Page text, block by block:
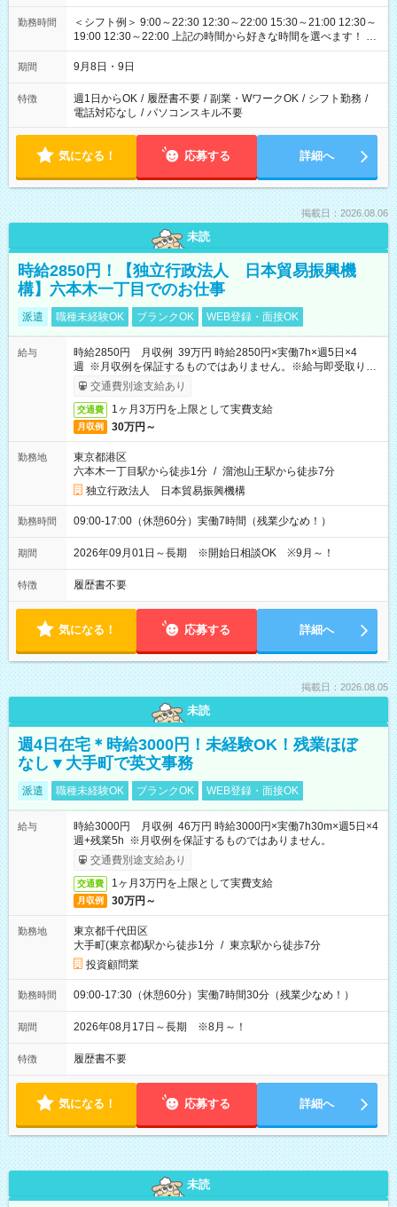
勤務時間
＜シフト例＞ 9:00～22:30 12:30～22:00 15:30～21:00 12:30～
19:00 12:30～22:00 上記の時間から好きな時間を選べます！ ※
時間は変更となる可能性があります
期間 9月8日・9日
特徴 週1日からOK / 履歴書不要 / 副業・WワークOK / シフト勤務 /
電話対応なし / パソコンスキル不要
気になる！ 応募する 詳細へ
掲載日：2026.08.06
未読
時給2850円！【独立行政法人 日本貿易振興機
構】六本木一丁目でのお仕事
派遣 職種未経験OK ブランクOK WEB登録・面接OK
給与
時給2850円 月収例 39万円 時給2850円×実働7h×週5日×4
週 ※月収例を保証するものではありません。※給与即受取りサ
ービス利用可（利用条件有）
交通費別途支給あり
交通費 1ヶ月3万円を上限として実費支給
月収例 30万円～
勤務地
東京都港区
六本木一丁目駅から徒歩1分 / 溜池山王駅から徒歩7分
独立行政法人 日本貿易振興機構
勤務時間 09:00-17:00（休憩60分）実働7時間（残業少なめ！）
期間 2026年09月01日～長期 ※開始日相談OK ※9月～！
特徴 履歴書不要
気になる！ 応募する 詳細へ
掲載日：2026.08.05
未読
週4日在宅＊時給3000円！未経験OK！残業ほぼ
なし▼大手町で英文事務
派遣 職種未経験OK ブランクOK WEB登録・面接OK
給与
時給3000円 月収例 46万円 時給3000円×実働7h30m×週5日×4
週+残業5h ※月収例を保証するものではありません。
交通費別途支給あり
交通費 1ヶ月3万円を上限として実費支給
月収例 30万円～
勤務地
東京都千代田区
大手町(東京都)駅から徒歩1分 / 東京駅から徒歩7分
投資顧問業
勤務時間 09:00-17:30（休憩60分）実働7時間30分（残業少なめ！）
期間 2026年08月17日～長期 ※8月～！
特徴 履歴書不要
気になる！ 応募する 詳細へ
未読